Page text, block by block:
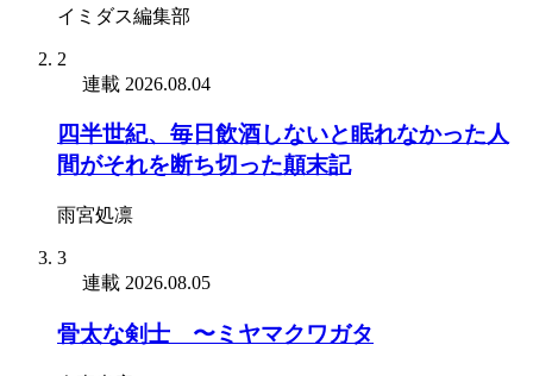
イミダス編集部
2
連載 2026.08.04
四半世紀、毎日飲酒しないと眠れなかった人
間がそれを断ち切った顛末記
雨宮処凛
3
連載 2026.08.05
骨太な剣士 〜ミヤマクワガタ